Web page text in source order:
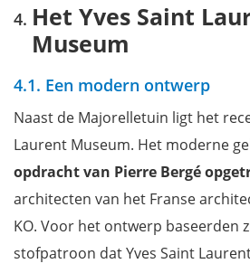
Het Yves Saint
Museum
4.1. Een modern ontwerp
Naast de Majorelletuin ligt het
Laurent Museum. Het moderne
opdracht van Pierre Bergé
architecten van het Franse
KO. Voor het ontwerp baseerden
stofpatroon dat Yves Saint